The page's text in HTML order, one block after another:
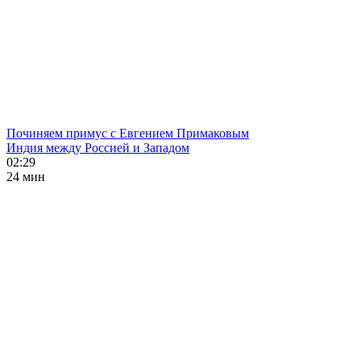
Починяем примус с Евгением Примаковым
Индия между Россией и Западом
02:29
24 мин